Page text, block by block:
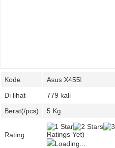
Kode
Asus X455l
Di lihat
779 kali
Berat(/pcs)
5 Kg
Rating
Ratings Yet)
Loading...